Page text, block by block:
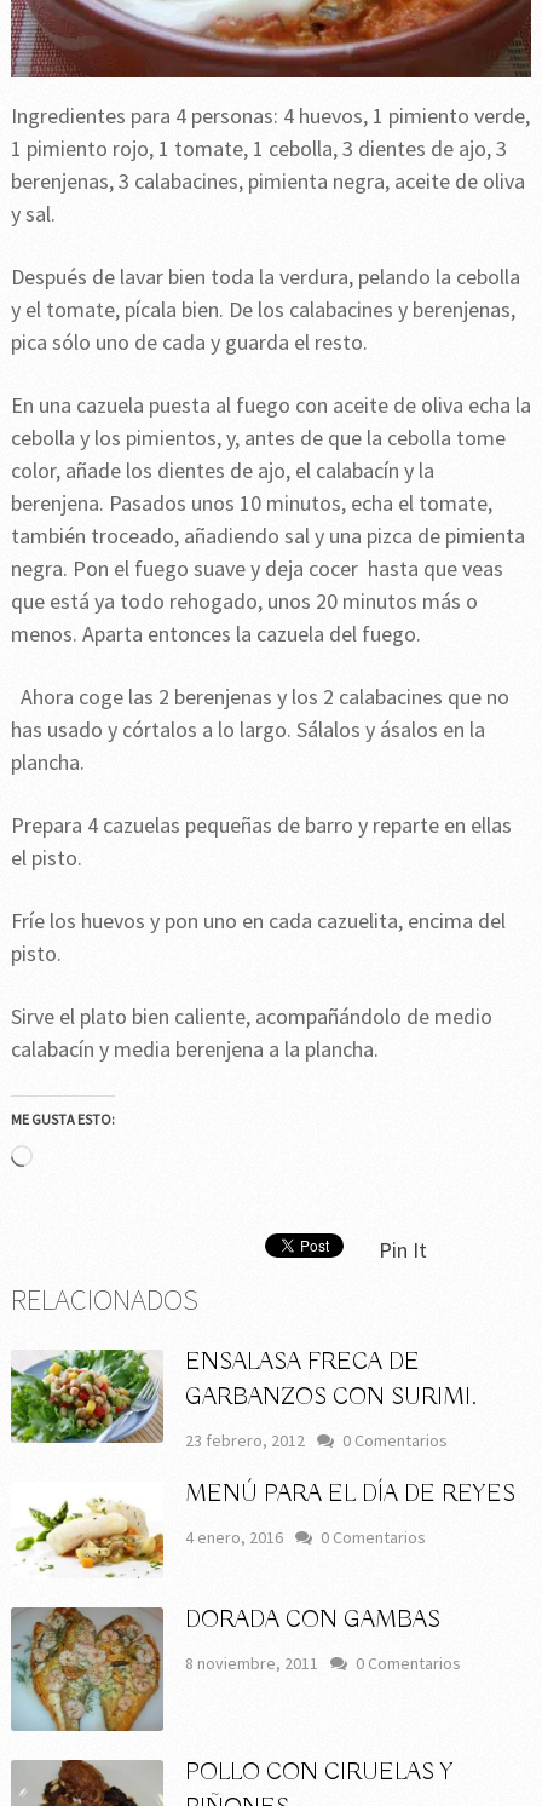
Ingredientes para 4 personas: 4 huevos, 1 pimiento verde,
1 pimiento rojo, 1 tomate, 1 cebolla, 3 dientes de ajo, 3
berenjenas, 3 calabacines, pimienta negra, aceite de oliva
y sal.
Después de lavar bien toda la verdura, pelando la cebolla
y el tomate, pícala bien. De los calabacines y berenjenas,
pica sólo uno de cada y guarda el resto.
En una cazuela puesta al fuego con aceite de oliva echa la
cebolla y los pimientos, y, antes de que la cebolla tome
color, añade los dientes de ajo, el calabacín y la
berenjena. Pasados unos 10 minutos, echa el tomate,
también troceado, añadiendo sal y una pizca de pimienta
negra. Pon el fuego suave y deja cocer hasta que veas
que está ya todo rehogado, unos 20 minutos más o
menos. Aparta entonces la cazuela del fuego.
Ahora coge las 2 berenjenas y los 2 calabacines que no
has usado y córtalos a lo largo. Sálalos y ásalos en la
plancha.
Prepara 4 cazuelas pequeñas de barro y reparte en ellas
el pisto.
Fríe los huevos y pon uno en cada cazuelita, encima del
pisto.
Sirve el plato bien caliente, acompañándolo de medio
calabacín y media berenjena a la plancha.
ME GUSTA ESTO:
Cargando...
Pin It
RELACIONADOS
ENSALASA FRECA DE
GARBANZOS CON SURIMI.
23 febrero, 2012 0 Comentarios
MENÚ PARA EL DÍA DE REYES
4 enero, 2016 0 Comentarios
DORADA CON GAMBAS
8 noviembre, 2011 0 Comentarios
POLLO CON CIRUELAS Y